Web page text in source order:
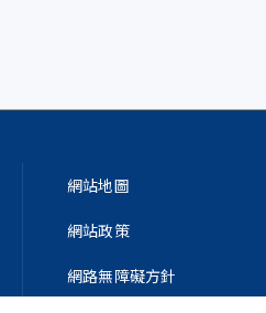
網站地圖
網站政策
網路無障礙方針